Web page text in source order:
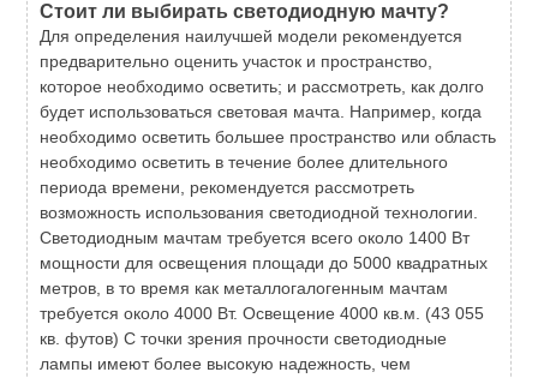
Стоит ли выбирать светодиодную мачту?
Для определения наилучшей модели рекомендуется
предварительно оценить участок и пространство,
которое необходимо осветить; и рассмотреть, как долго
будет использоваться световая мачта. Например, когда
необходимо осветить большее пространство или область
необходимо осветить в течение более длительного
периода времени, рекомендуется рассмотреть
возможность использования светодиодной технологии.
Светодиодным мачтам требуется всего около 1400 Вт
мощности для освещения площади до 5000 квадратных
метров, в то время как металлогалогенным мачтам
требуется около 4000 Вт. Освещение 4000 кв.м. (43 055
кв. футов) С точки зрения прочности светодиодные
лампы имеют более высокую надежность, чем